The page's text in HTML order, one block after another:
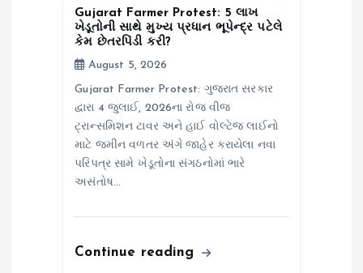
Gujarat Farmer Protest: 5 લાખ
ખેડૂતોની સાથે મુખ્ય પ્રધાન ભૂપેન્દ્ર પટેલે
કેમ છેતરપિંડી કરી?
August 5, 2026
Gujarat Farmer Protest: ગુજરાત સરકાર
દ્વારા 4 જુલાઈ, 2026ના રોજ વીજ
ટ્રાન્સમિશન ટાવર અને હાઈ વોલ્ટેજ લાઈનો
માટે જમીન વળતર અંગે જાહેર કરાયેલા નવા
પરિપત્ર સામે ખેડૂતોના સંગઠનોમાં ભારે
અસંતોષ…
Continue reading